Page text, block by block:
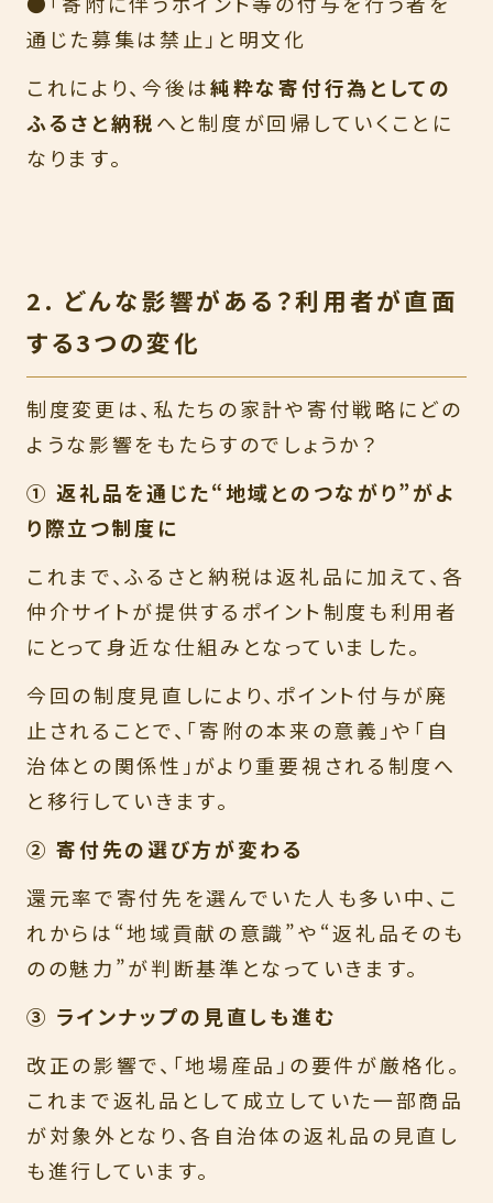
通じた募集は禁止」と明文化
これにより、今後は純粋な寄付行為としての
ふるさと納税へと制度が回帰していくことに
なります。
2. どんな影響がある？利用者が直面
する3つの変化
制度変更は、私たちの家計や寄付戦略にどの
ような影響をもたらすのでしょうか？
① 返礼品を通じた“地域とのつながり”がよ
り際立つ制度に
これまで、ふるさと納税は返礼品に加えて、各
仲介サイトが提供するポイント制度も利用者
にとって身近な仕組みとなっていました。
今回の制度見直しにより、ポイント付与が廃
止されることで、「寄附の本来の意義」や「自
治体との関係性」がより重要視される制度へ
と移行していきます。
② 寄付先の選び方が変わる
還元率で寄付先を選んでいた人も多い中、こ
れからは“地域貢献の意識”や“返礼品そのも
のの魅力”が判断基準となっていきます。
③ ラインナップの見直しも進む
改正の影響で、「地場産品」の要件が厳格化。
これまで返礼品として成立していた一部商品
が対象外となり、各自治体の返礼品の見直し
も進行しています。